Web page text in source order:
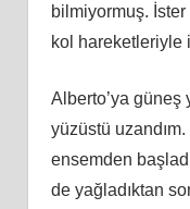
bilmiyormuş.
kol hareketleriyle
Alberto’ya güneş
yüzüstü
ensemden
de yağladıktan